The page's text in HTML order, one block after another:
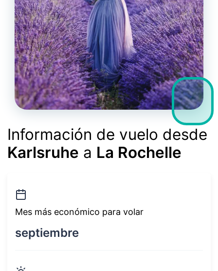
Información de vuelo desde
Karlsruhe a La Rochelle
Mes más económico para volar
septiembre